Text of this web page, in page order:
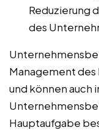
Reduzierung
des
Management
und können auch
Hauptaufgabe